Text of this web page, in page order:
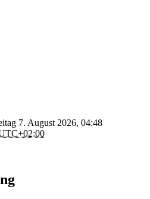
7. August 2026, 04:48